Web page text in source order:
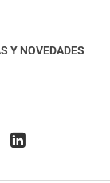
Y NOVEDADES